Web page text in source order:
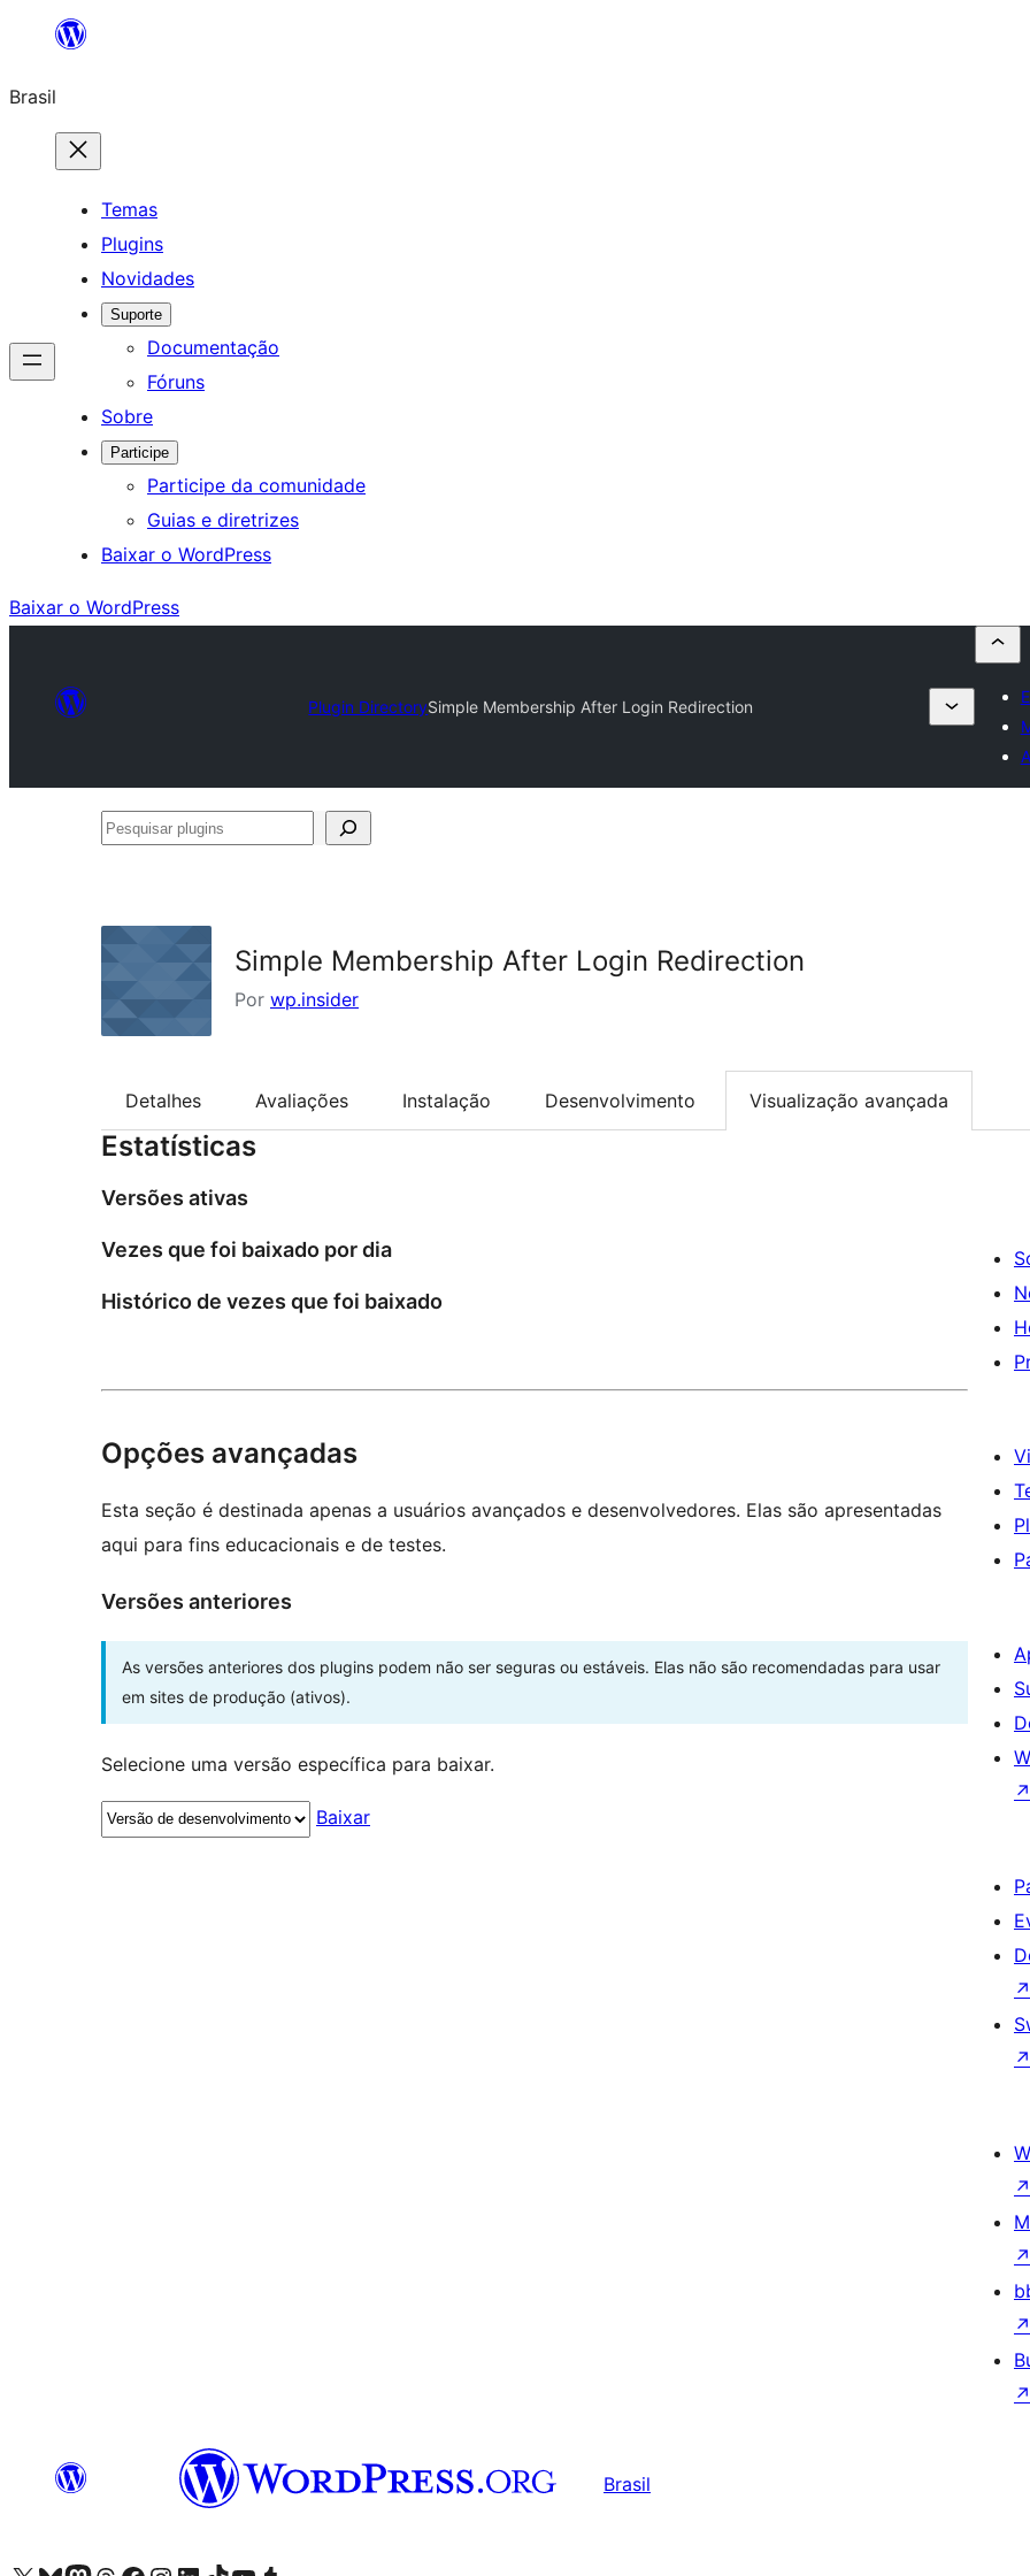
o
conteúdo
Brasil
Temas
Plugins
Novidades
Suporte
Documentação
Fóruns
Sobre
Participe
Participe da comunidade
Guias e diretrizes
Baixar o WordPress
Baixar o WordPress
Plugin DirectorySimple Membership After Login Redirection
Pesquisar
Simple Membership After Login Redirection
Por wp.insider
Detalhes Avaliações Instalação Desenvolvimento Visualização avançada
Estatísticas
Versões ativas
Vezes que foi baixado por dia
Histórico de vezes que foi baixado
Opções avançadas
Esta seção é destinada apenas a usuários avançados e desenvolvedores. Elas são apresentadas
aqui para fins educacionais e de testes.
Versões anteriores
As versões anteriores dos plugins podem não ser seguras ou estáveis. Elas não são recomendadas para usar
em sites de produção (ativos).
Selecione uma versão específica para baixar.
Baixar
↗
↗
↗
↗
↗
↗
↗
Brasil